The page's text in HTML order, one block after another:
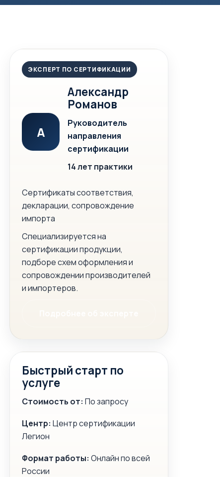
ЭКСПЕРТ ПО СЕРТИФИКАЦИИ
А
Александр
Романов
Руководитель
направления
сертификации
14 лет практики
Сертификаты соответствия,
декларации, сопровождение
импорта
Специализируется на
сертификации продукции,
подборе схем оформления и
сопровождении производителей
и импортеров.
Быстрый старт по
услуге
Стоимость от: По запросу
Центр: Центр сертификации
Легион
Формат работы: Онлайн по всей
России